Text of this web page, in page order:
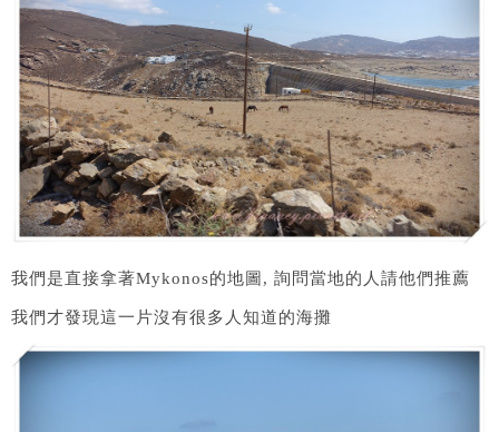
我們是直接拿著Mykonos的地圖, 詢問當地的人請他們推薦
我們才發現這一片沒有很多人知道的海攤